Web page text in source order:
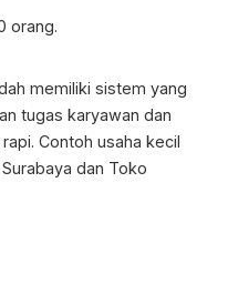
orang.
memiliki sistem yang
tugas karyawan dan
Contoh usaha kecil
dan Toko